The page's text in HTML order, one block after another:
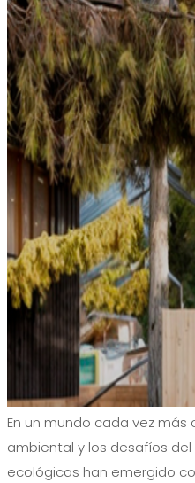
En un mundo cada vez
ambiental y los desafíos
ecológicas han emergido